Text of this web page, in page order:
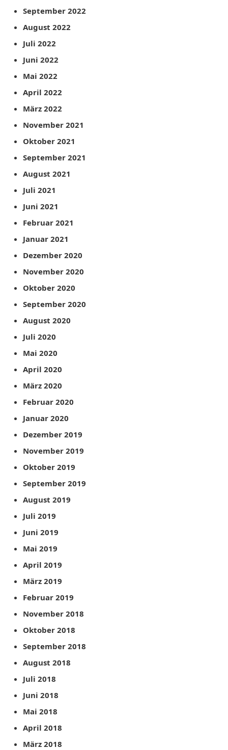
September 2022
August 2022
Juli 2022
Juni 2022
Mai 2022
April 2022
März 2022
November 2021
Oktober 2021
September 2021
August 2021
Juli 2021
Juni 2021
Februar 2021
Januar 2021
Dezember 2020
November 2020
Oktober 2020
September 2020
August 2020
Juli 2020
Mai 2020
April 2020
März 2020
Februar 2020
Januar 2020
Dezember 2019
November 2019
Oktober 2019
September 2019
August 2019
Juli 2019
Juni 2019
Mai 2019
April 2019
März 2019
Februar 2019
November 2018
Oktober 2018
September 2018
August 2018
Juli 2018
Juni 2018
Mai 2018
April 2018
März 2018